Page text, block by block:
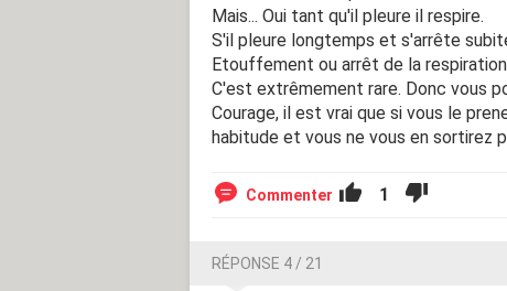
Mais... Oui tant qu'il pleure il respire.
S'il pleure longtemps et s'arrête
Etouffement ou arrêt de la
C'est extrêmement rare. Donc vous
Courage, il est vrai que si vous le
habitude et vous ne vous en sortirez
Commenter 1
RÉPONSE 4 / 21